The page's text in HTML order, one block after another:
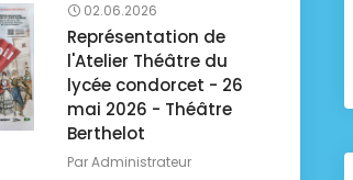
02.06.2026
Représentation de
l'Atelier Théâtre du
lycée condorcet - 26
mai 2026 - Théâtre
Berthelot
ParAdministrateur